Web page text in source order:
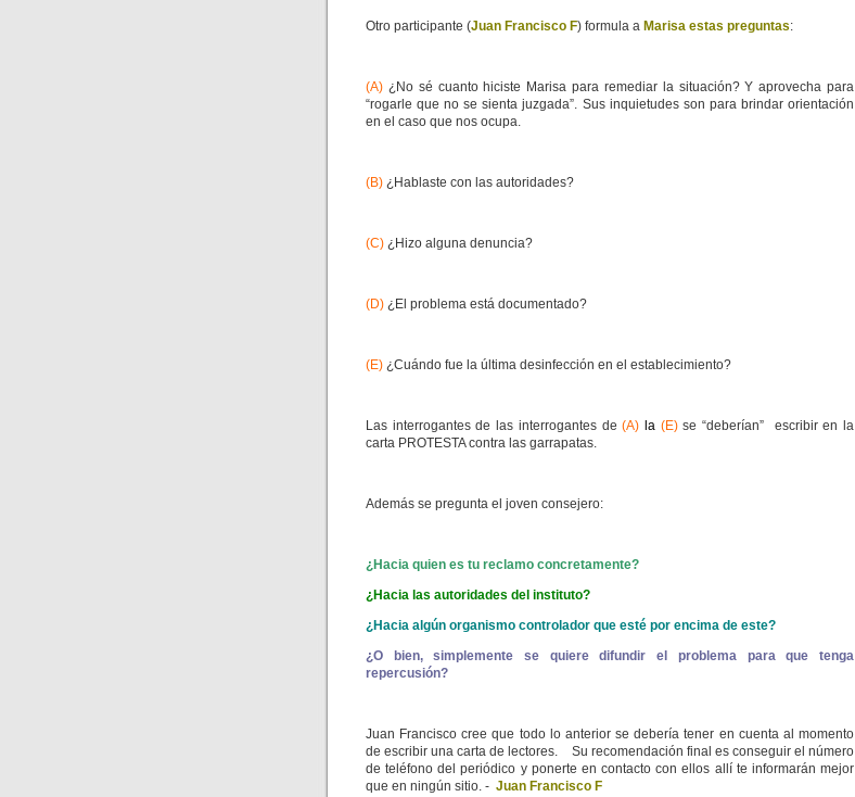
Otro participante (Juan Francisco F) formula a Marisa estas preguntas:
(A) ¿No sé cuanto hiciste Marisa para remediar la situación? Y aprovecha para
“rogarle que no se sienta juzgada”. Sus inquietudes son para brindar orientación
en el caso que nos ocupa.
(B) ¿Hablaste con las autoridades?
(C) ¿Hizo alguna denuncia?
(D) ¿El problema está documentado?
(E) ¿Cuándo fue la última desinfección en el establecimiento?
Las interrogantes de las interrogantes de (A) la (E)se “deberían” escribir en la
carta PROTESTA contra las garrapatas.
Además se pregunta el joven consejero:
¿Hacia quien es tu reclamo concretamente?
¿Hacia las autoridades del instituto?
¿Hacia algún organismo controlador que esté por encima de este?
¿O bien, simplemente se quiere difundir el problema para que tenga
repercusión?
Juan Francisco cree que todo lo anterior se debería tener en cuenta al momento
de escribir una carta de lectores. Su recomendación final es conseguir el número
de teléfono del periódico y ponerte en contacto con ellos allí te informarán mejor
que en ningún sitio. - Juan Francisco F